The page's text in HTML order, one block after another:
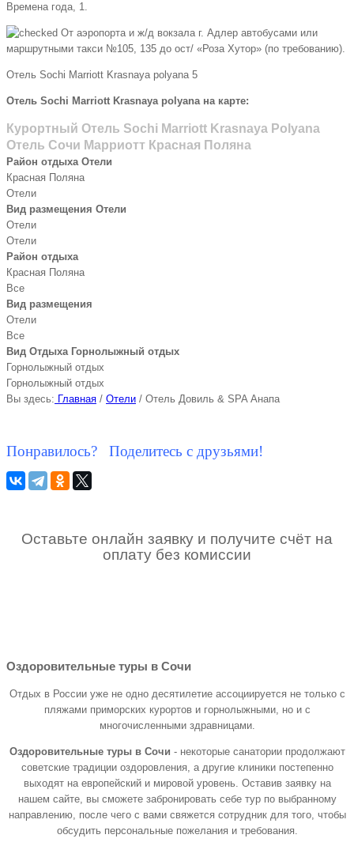
Времена года, 1.
От аэропорта и ж/д вокзала г. Адлер автобусами или
маршрутными такси №105, 135 до ост/ «Роза Хутор» (по требованию).
Отель Sochi Marriott Krasnaya polyana 5
Отель Sochi Marriott Krasnaya polyana на карте:
Курортный Отель Sochi Marriott Krasnaya Polyana
Отель Сочи Марриотт Красная Поляна
Район отдыха Отели
Красная Поляна
Отели
Вид размещения Отели
Отели
Отели
Район отдыха
Красная Поляна
Все
Вид размещения
Отели
Все
Вид Отдыха Горнолыжный отдых
Горнолыжный отдых
Горнолыжный отдых
Вы здесь: Главная / Отели / Отель Довиль & SPA Анапа
Понравилось? Поделитесь с друзьями!
Оставьте онлайн заявку и получите счёт на
оплату без комиссии
Оздоровительные туры в Сочи
Отдых в России уже не одно десятилетие ассоциируется не только с
пляжами приморских курортов и горнолыжными, но и с
многочисленными здравницами.
Оздоровительные туры в Сочи - некоторые санатории продолжают
советские традиции оздоровления, а другие клиники постепенно
выходят на европейский и мировой уровень. Оставив заявку на
нашем сайте, вы сможете забронировать себе тур по выбранному
направлению, после чего с вами свяжется сотрудник для того, чтобы
обсудить персональные пожелания и требования.